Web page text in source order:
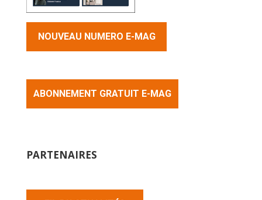
NOUVEAU NUMERO E-MAG
ABONNEMENT GRATUIT E-MAG
PARTENAIRES